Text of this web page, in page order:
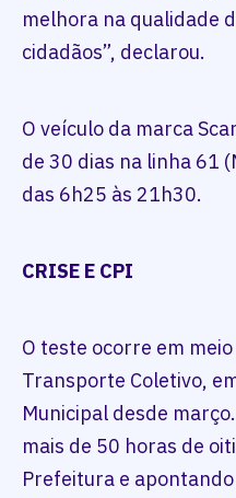
melhora na qualidade
cidadãos”, declarou.
O veículo da marca
de 30 dias na linha 61
das 6h25 às 21h30.
CRISE E CPI
O teste ocorre em
Transporte Coletivo,
Municipal desde
mais de 50 horas de
Prefeitura e